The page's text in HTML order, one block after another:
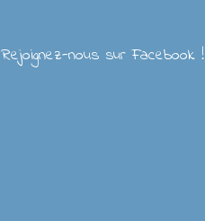
Rejoignez-nous sur Facebook !